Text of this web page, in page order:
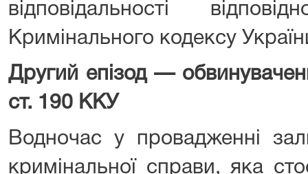
відповідальності
Кримінального кодексу
Другий епізод —
ст. 190 ККУ
Водночас у провадженні
кримінальної справи, яка